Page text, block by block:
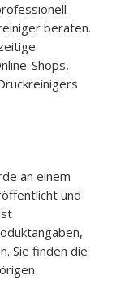
beraten.
Shops,
an einem
und
Sie finden die